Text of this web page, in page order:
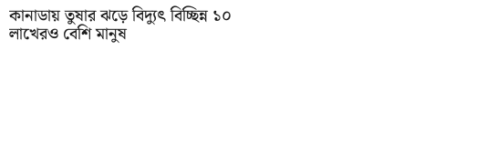
কানাডায় তুষার ঝড়ে বিদ্যুৎ বিচ্ছিন্ন ১০
লাখেরও বেশি মানুষ